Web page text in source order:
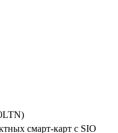
смарт-карт с SIO